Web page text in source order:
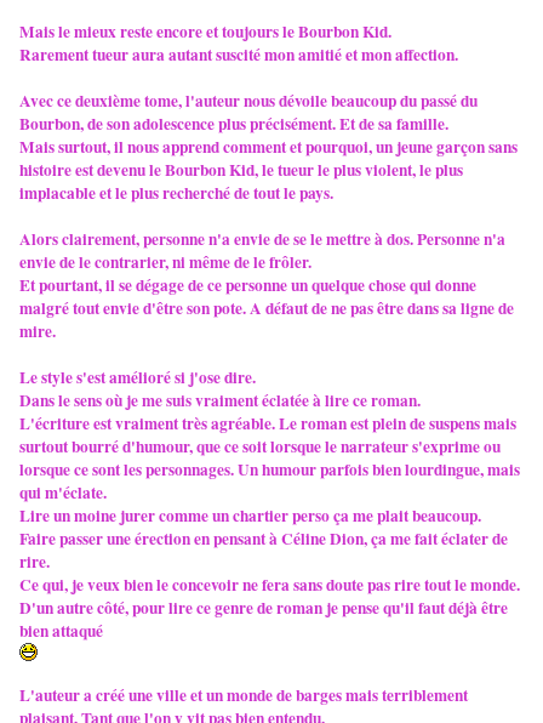
Mais le mieux reste encore et toujours le Bourbon Kid.
Rarement tueur aura autant suscité mon amitié et mon affection.
Avec ce deuxième tome, l'auteur nous dévoile beaucoup du passé du
Bourbon, de son adolescence plus précisément. Et de sa famille.
Mais surtout, il nous apprend comment et pourquoi, un jeune garçon sans
histoire est devenu le Bourbon Kid, le tueur le plus violent, le plus
implacable et le plus recherché de tout le pays.
Alors clairement, personne n'a envie de se le mettre à dos. Personne n'a
envie de le contrarier, ni même de le frôler.
Et pourtant, il se dégage de ce personne un quelque chose qui donne
malgré tout envie d'être son pote. A défaut de ne pas être dans sa ligne de
mire.
Le style s'est amélioré si j'ose dire.
Dans le sens où je me suis vraiment éclatée à lire ce roman.
L'écriture est vraiment très agréable. Le roman est plein de suspens mais
surtout bourré d'humour, que ce soit lorsque le narrateur s'exprime ou
lorsque ce sont les personnages. Un humour parfois bien lourdingue, mais
qui m'éclate.
Lire un moine jurer comme un chartier perso ça me plait beaucoup.
Faire passer une érection en pensant à Céline Dion, ça me fait éclater de
rire.
Ce qui, je veux bien le concevoir ne fera sans doute pas rire tout le monde.
D'un autre côté, pour lire ce genre de roman je pense qu'il faut déjà être
bien attaqué
L'auteur a créé une ville et un monde de barges mais terriblement